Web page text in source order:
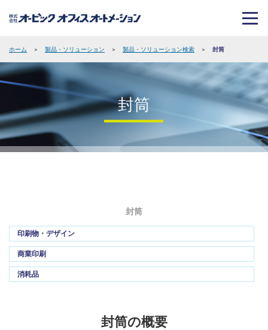
ホーム > 製品・ソリューション > 製品・ソリューション検索 > 封筒
封筒
封筒
印刷物・デザイン
商業印刷
消耗品
封筒の概要